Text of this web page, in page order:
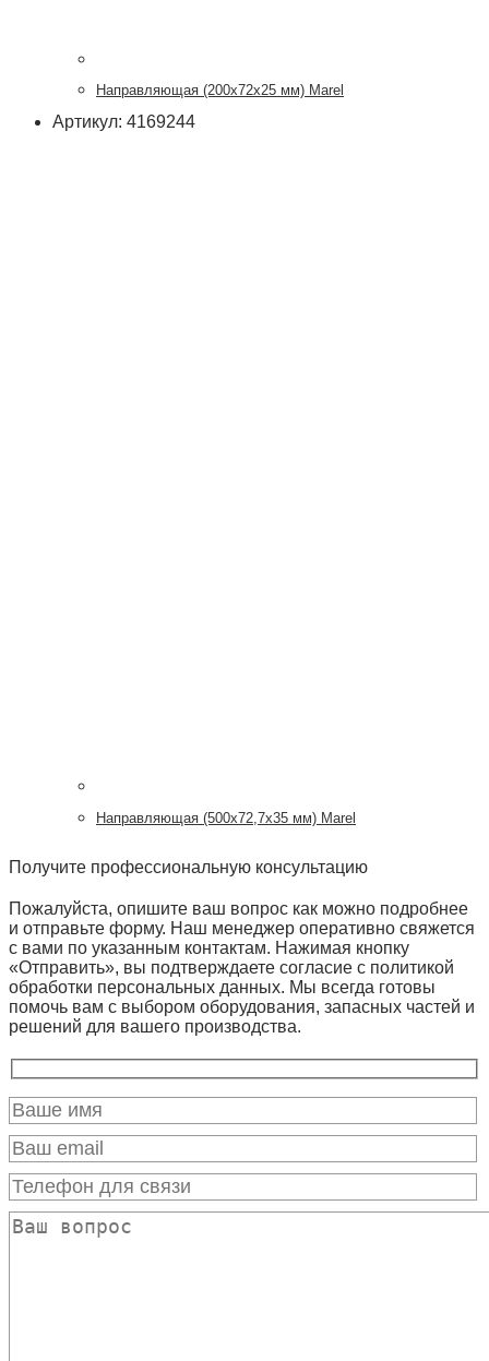
Направляющая (200х72х25 мм) Marel
Артикул: 4169244
Направляющая (500х72,7х35 мм) Marel
Получите профессиональную консультацию
Пожалуйста, опишите ваш вопрос как можно подробнее
и отправьте форму. Наш менеджер оперативно свяжется
с вами по указанным контактам. Нажимая кнопку
«Отправить», вы подтверждаете согласие с политикой
обработки персональных данных. Мы всегда готовы
помочь вам с выбором оборудования, запасных частей и
решений для вашего производства.